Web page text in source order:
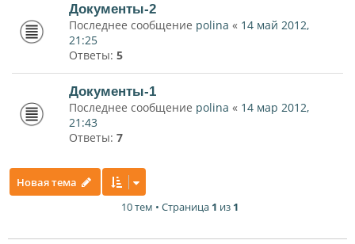
Документы-2
Последнее сообщение polina « 14 май 2012,
21:25
Ответы: 5
Документы-1
Последнее сообщение polina « 14 мар 2012,
21:43
Ответы: 7
Новая тема
10 тем • Страница 1 из 1